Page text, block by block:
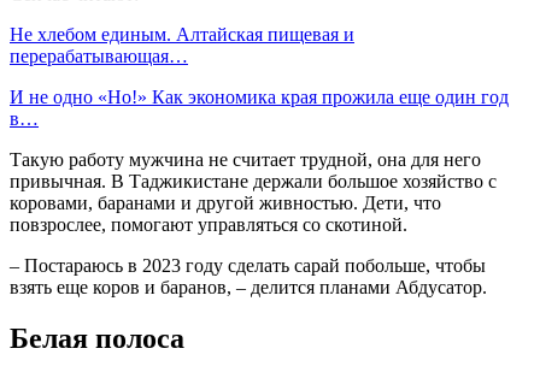
Не хлебом единым. Алтайская пищевая и
перерабатывающая…
И не одно «Но!» Как экономика края прожила еще один год
в…
Такую работу мужчина не считает трудной, она для него
привычная. В Таджикистане держали большое хозяйство с
коровами, баранами и другой живностью. Дети, что
повзрослее, помогают управляться со скотиной.
– Постараюсь в 2023 году сделать сарай побольше, чтобы
взять еще коров и баранов, – делится планами Абдусатор.
Белая полоса